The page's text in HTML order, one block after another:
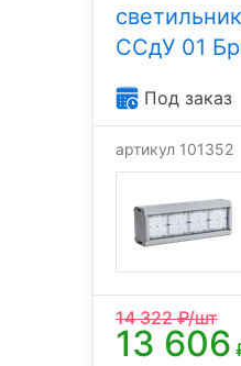
ССдУ 01
Под заказ
артикул 101352
14 322₽/шт
13 606